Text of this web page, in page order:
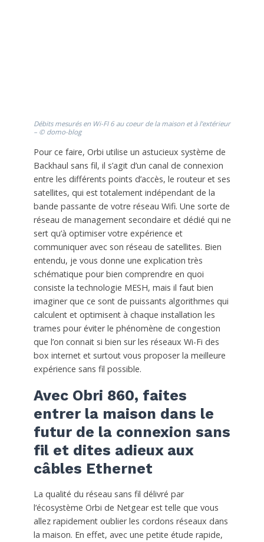
Débits mesurés en Wi-FI 6 au coeur de la maison et à l’extérieur
– © domo-blog
Pour ce faire, Orbi utilise un astucieux système de
Backhaul sans fil, il s’agit d’un canal de connexion
entre les différents points d’accès, le routeur et ses
satellites, qui est totalement indépendant de la
bande passante de votre réseau Wifi. Une sorte de
réseau de management secondaire et dédié qui ne
sert qu’à optimiser votre expérience et
communiquer avec son réseau de satellites. Bien
entendu, je vous donne une explication très
schématique pour bien comprendre en quoi
consiste la technologie MESH, mais il faut bien
imaginer que ce sont de puissants algorithmes qui
calculent et optimisent à chaque installation les
trames pour éviter le phénomène de congestion
que l’on connait si bien sur les réseaux Wi-Fi des
box internet et surtout vous proposer la meilleure
expérience sans fil possible.
Avec Obri 860, faites
entrer la maison dans le
futur de la connexion sans
fil et dites adieux aux
câbles Ethernet
La qualité du réseau sans fil délivré par
l’écosystème Orbi de Netgear est telle que vous
allez rapidement oublier les cordons réseaux dans
la maison. En effet, avec une petite étude rapide,